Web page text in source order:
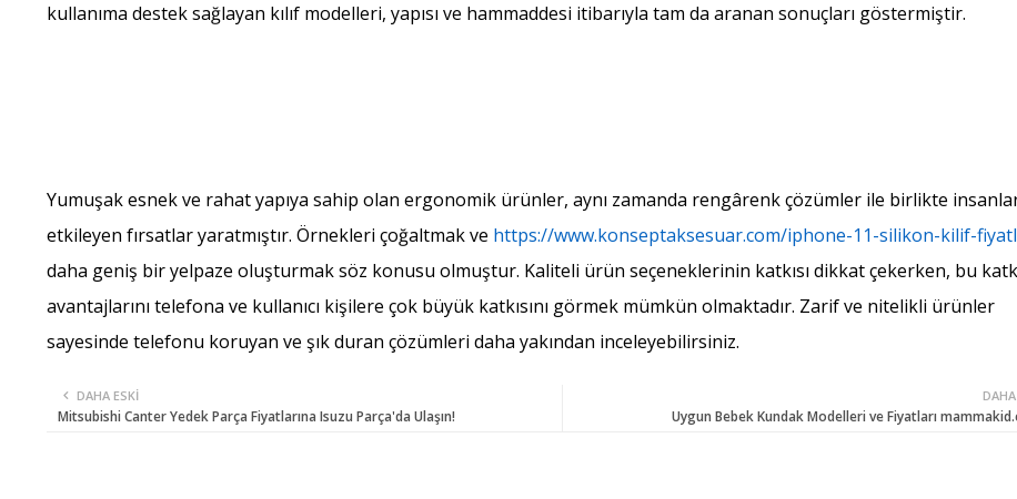
kullanıma destek sağlayan kılıf modelleri, yapısı ve hammaddesi itibarıyla tam da aranan sonuçları göstermiştir.
Yumuşak esnek ve rahat yapıya sahip olan ergonomik ürünler, aynı zamanda rengârenk çözümler ile birlikte
etkileyen fırsatlar yaratmıştır. Örnekleri çoğaltmak ve https://www.konseptaksesuar.com/iphone-11-silikon-kilif-
daha geniş bir yelpaze oluşturmak söz konusu olmuştur. Kaliteli ürün seçeneklerinin katkısı dikkat çekerken, bu
avantajlarını telefona ve kullanıcı kişilere çok büyük katkısını görmek mümkün olmaktadır. Zarif ve nitelikli ürünler
sayesinde telefonu koruyan ve şık duran çözümleri daha yakından inceleyebilirsiniz.
Uygun Bebek Kundak Modelleri ve Fiyatları
DAHA ESKI
Mitsubishi Canter Yedek Parça Fiyatlarına Isuzu Parça'da Ulaşın!